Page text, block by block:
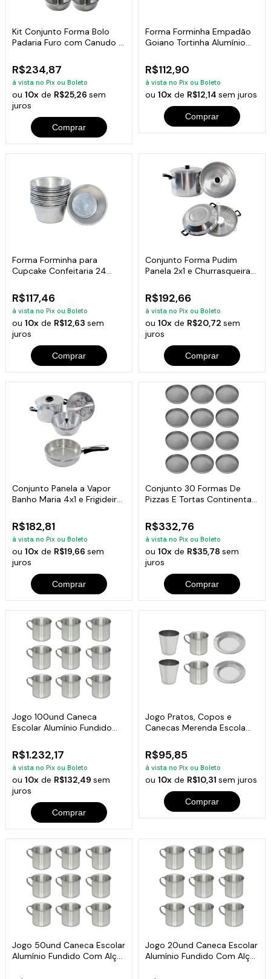
Kit Conjunto Forma Bolo
Padaria Furo com Canudo 8
R$234,87
à vista no Pix ou Boleto
ou10x de R$25,26sem
juros
Comprar
Forma Forminha Empadão
Goiano Tortinha Alumínio
R$112,90
à vista no Pix ou Boleto
ou 10xde R$12,14 sem juros
Comprar
Forma Forminha para
Cupcake Confeitaria 24
R$117,46
à vista no Pix ou Boleto
ou10x de R$12,63sem
juros
Comprar
Conjunto Forma Pudim
Panela 2x1 e Churrasqueira
R$192,66
à vista no Pix ou Boleto
ou 10xde R$20,72 sem
juros
Comprar
Conjunto Panela a Vapor
Banho Maria 4x1 e Frigideira
R$182,81
à vista no Pix ou Boleto
ou10x de R$19,66sem
juros
Comprar
Conjunto 30 Formas De
Pizzas E Tortas Continental
R$332,76
à vista no Pix ou Boleto
ou 10xde R$35,78 sem
juros
Comprar
Jogo 100und Caneca
Escolar Alumínio Fundido
R$1.232,17
à vista no Pix ou Boleto
ou10x de R$132,49sem
juros
Comprar
Jogo Pratos, Copos e
Canecas Merenda Escola
R$95,85
à vista no Pix ou Boleto
ou 10xde R$10,31 sem juros
Comprar
Jogo 50und Caneca Escolar
Alumínio Fundido Com Alça
Jogo 20und Caneca Escolar
Alumínio Fundido Com Alça